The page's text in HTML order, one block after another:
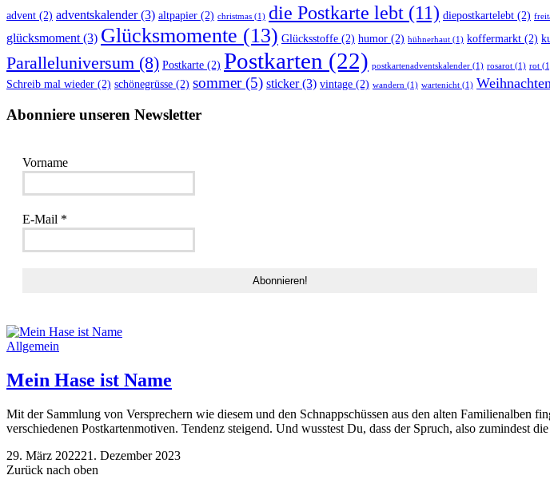
advent (2) adventskalender(3) altpapier (2) christmas (1) die Postkarte lebt (11) diepostkartelebt (2)
glücksmoment (3) Glücksmomente (13) Glücksstoffe (2) humor (2) hühnerhaut (1) koffermarkt (2)
Paralleluniversum (8) Postkarte (2) Postkarten (22) postkartenadventskalender (1) rosarot (1) rot
Schreib mal wieder (2) schönegrüsse (2) sommer(5) sticker(3) vintage (2) wandern (1) wartenicht (1) Weihnachten
Abonniere unseren Newsletter
Vorname
E-Mail *
Allgemein
Mein Hase ist Name
Mit der Sammlung von Versprechern wie diesem und den Schnappschüssen aus den alten
verschiedenen Postkartenmotiven. Tendenz steigend. Und wusstest Du, dass der Spruch, also
29. März 202221. Dezember 2023
Zurück nach oben